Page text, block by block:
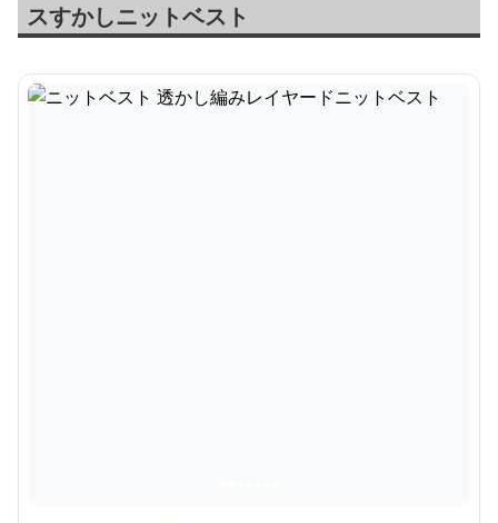
スすかしニットベスト